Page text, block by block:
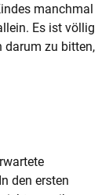
manchmal
Es ist völlig
darum zu bitten,
den ersten